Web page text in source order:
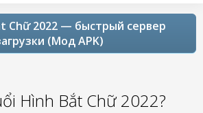
Chữ 2022 — быстрый сервер
(Мод APK)
Hình Bắt Chữ 2022?